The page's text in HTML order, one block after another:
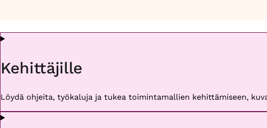
Kehittäjille
Löydä ohjeita, työkaluja ja tukea toimintamallien kehittämiseen,